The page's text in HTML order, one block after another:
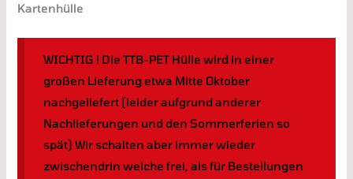
Kartenhülle
WICHTIG ! Die TTB-PET Hülle wird in einer
großen Lieferung etwa Mitte Oktober
nachgeliefert (leider aufgrund anderer
Nachlieferungen und den Sommerferien so
spät) Wir schalten aber immer wieder
zwischendrin welche frei, als für Bestellungen